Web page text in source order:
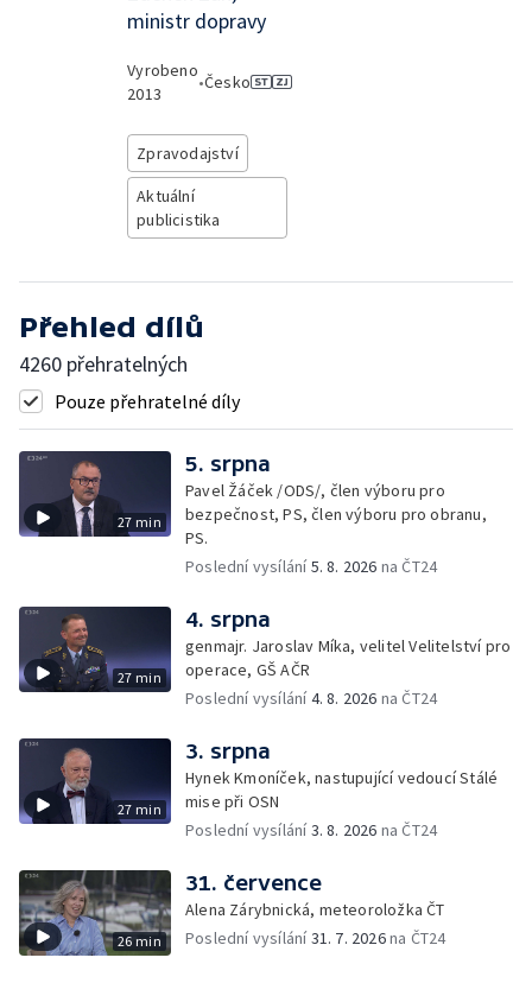
ministr dopravy
Vyrobeno
2013
•Česko
Zpravodajství
Aktuální
publicistika
Přehled dílů
4260 přehratelných
Pouze přehratelné díly
27 min
5. srpna
Pavel Žáček /ODS/, člen výboru pro
bezpečnost, PS, člen výboru pro obranu,
PS.
Poslední vysílání5. 8. 2026 na ČT24
27 min
4. srpna
genmajr. Jaroslav Míka, velitel Velitelství pro
operace, GŠ AČR
Poslední vysílání4. 8. 2026 na ČT24
27 min
3. srpna
Hynek Kmoníček, nastupující vedoucí Stálé
mise při OSN
Poslední vysílání3. 8. 2026 na ČT24
26 min
31. července
Alena Zárybnická, meteoroložka ČT
Poslední vysílání31. 7. 2026na ČT24